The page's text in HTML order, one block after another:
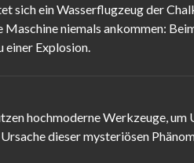
ein Wasserflugzeug der
niemals ankommen:
Explosion.
hochmoderne Werkzeuge,
dieser mysteriösen